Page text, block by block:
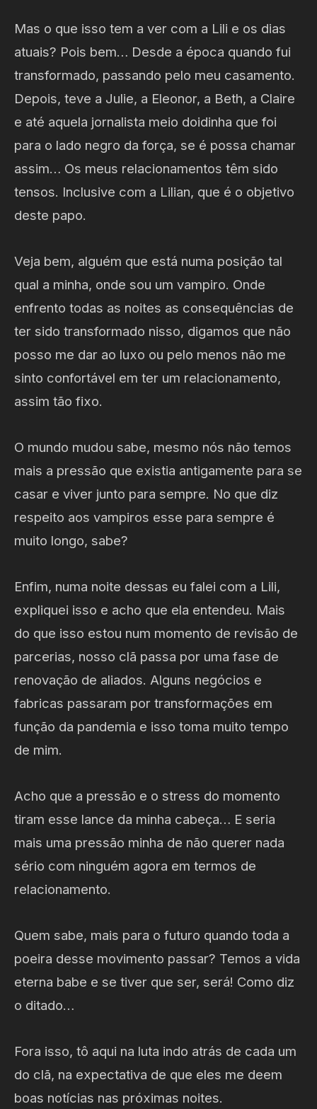
Mas o que isso tem a ver com a Lili e os dias
atuais? Pois bem… Desde a época quando fui
transformado, passando pelo meu casamento.
Depois, teve a Julie, a Eleonor, a Beth, a Claire
e até aquela jornalista meio doidinha que foi
para o lado negro da força, se é possa chamar
assim… Os meus relacionamentos têm sido
tensos. Inclusive com a Lilian, que é o objetivo
deste papo.
Veja bem, alguém que está numa posição tal
qual a minha, onde sou um vampiro. Onde
enfrento todas as noites as consequências de
ter sido transformado nisso, digamos que não
posso me dar ao luxo ou pelo menos não me
sinto confortável em ter um relacionamento,
assim tão fixo.
O mundo mudou sabe, mesmo nós não temos
mais a pressão que existia antigamente para se
casar e viver junto para sempre. No que diz
respeito aos vampiros esse para sempre é
muito longo, sabe?
Enfim, numa noite dessas eu falei com a Lili,
expliquei isso e acho que ela entendeu. Mais
do que isso estou num momento de revisão de
parcerias, nosso clã passa por uma fase de
renovação de aliados. Alguns negócios e
fabricas passaram por transformações em
função da pandemia e isso toma muito tempo
de mim.
Acho que a pressão e o stress do momento
tiram esse lance da minha cabeça… E seria
mais uma pressão minha de não querer nada
sério com ninguém agora em termos de
relacionamento.
Quem sabe, mais para o futuro quando toda a
poeira desse movimento passar? Temos a vida
eterna babe e se tiver que ser, será! Como diz
o ditado…
Fora isso, tô aqui na luta indo atrás de cada um
do clã, na expectativa de que eles me deem
boas notícias nas próximas noites.